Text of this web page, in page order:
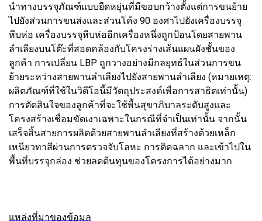
นำทางบรรจุภัณฑ์แบบยืดหยุ่นที่มีขอบกว้างตั้งแต่การขนย้าย
ไปยังส่วนการขนส่งและส่วนโค้ง 90 องศาไปยังเครื่องบรรจุ
หีบห่อ เครื่องบรรจุหีบห่ออีกเครื่องหนึ่งถูกป้อนโดยสายพาน
ลำเลียงบนโต๊ะที่สอดคล้องกับโครงร่างเส้นแผนผังชั้นของ
ลูกค้า การเปลี่ยน LBP ถูกวางอย่างมีกลยุทธ์ในส่วนการขน
ย้ายระหว่างสายพานลำเลียงไปยังสายพานลำเลียง (หมายเหตุ:
ผลิตภัณฑ์ที่ใช้ในวิดีโอนี้มีวัตถุประสงค์เพื่อการสาธิตเท่านั้น)
การตัดสินใจของลูกค้าที่จะใช้พื้นสุขาภิบาลระดับสูงและ
โครงสร้างเชื่อมขัดเงาเฉพาะในกรณีที่จำเป็นเท่านั้น จากนั้น
เสร็จสิ้นสายการผลิตด้วยสายพานลำเลียงที่สร้างด้วยเหล็ก
เหนียวทาสีผ่านการตรวจจับโลหะ การติดฉลาก และเข้าไปใน
พื้นที่บรรจุกล่อง ช่วยลดต้นทุนของโครงการได้อย่างมาก
แหล่งที่มาของข้อมูล